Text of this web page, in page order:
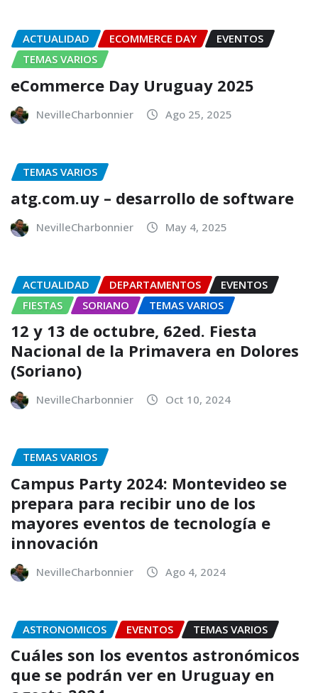
ACTUALIDAD ECOMMERCE DAY
EVENTOS
TEMAS VARIOS
eCommerce Day Uruguay 2025
NevilleCharbonnier Ago 25, 2025
TEMAS VARIOS
atg.com.uy – desarrollo de software
NevilleCharbonnier May 4, 2025
ACTUALIDAD DEPARTAMENTOS
EVENTOS
FIESTAS
SORIANO TEMAS VARIOS
12 y 13 de octubre, 62ed. Fiesta
Nacional de la Primavera en Dolores
(Soriano)
NevilleCharbonnier Oct 10, 2024
TEMAS VARIOS
Campus Party 2024: Montevideo se
prepara para recibir uno de los
mayores eventos de tecnología e
innovación
NevilleCharbonnier Ago 4, 2024
ASTRONOMICOS EVENTOS TEMAS VARIOS
Cuáles son los eventos astronómicos
que se podrán ver en Uruguay en